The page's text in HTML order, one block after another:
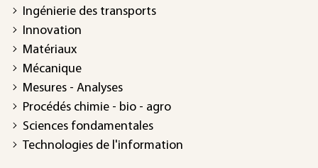
Ingénierie des transports
Innovation
Matériaux
Mécanique
Mesures - Analyses
Procédés chimie - bio - agro
Sciences fondamentales
Technologies de l'information